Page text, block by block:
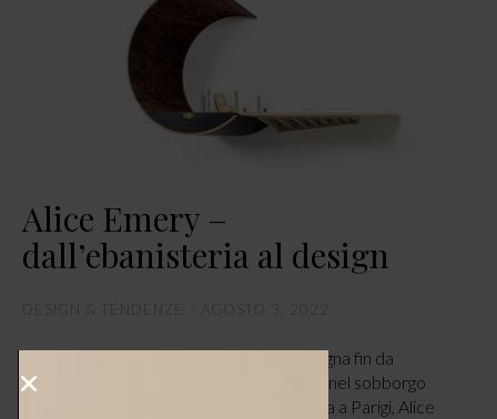
Alice Emery –
dall’ebanisteria al design
Una passione per il design che l’accompagna fin da
bambina, quando trascorreva le giornate nel sobborgo
parigino di Saint-Antoine. Nata e cresciuta a Parigi, Alice